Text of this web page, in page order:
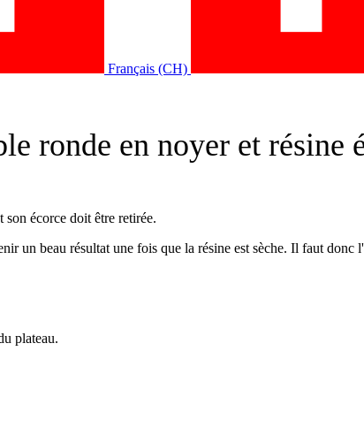
Français (CH)
ronde en noyer et résine
écorce doit être retirée.
un beau résultat une fois que la résine est sèche. Il faut
plateau.